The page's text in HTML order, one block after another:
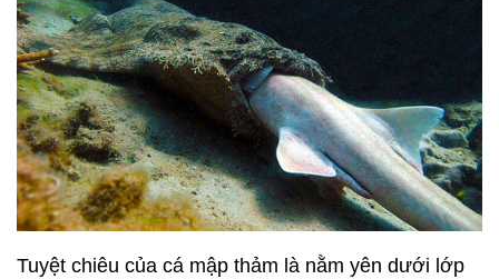
Tuyệt chiêu của cá mập thảm là nằm yên dưới lớp